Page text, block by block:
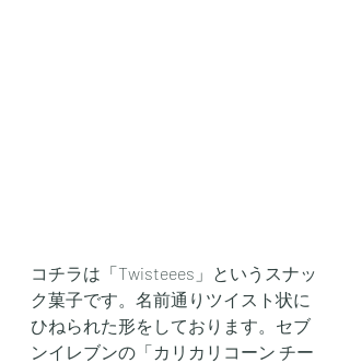
コチラは「Twisteees」というスナッ
ク菓子です。名前通りツイスト状に
ひねられた形をしております。セブ
ンイレブンの「カリカリコーン チー